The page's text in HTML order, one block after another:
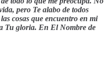
pero Te alabo de todos
cosas que encuentro en mi
Tu gloria. En El Nombre de